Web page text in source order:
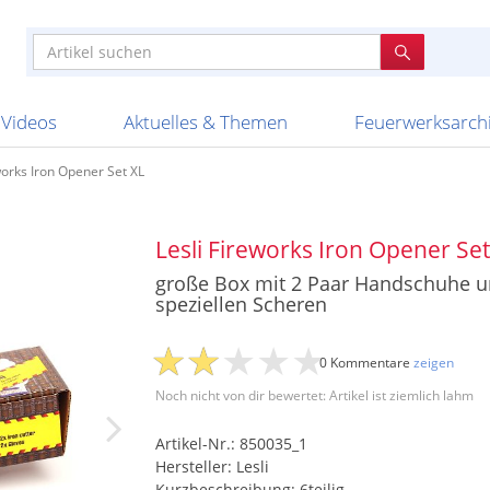
Schallerzeuger P1
Feuerwerk T1
Schachteln
Streich- und
Videos
Knallkörper
Batterien
Aktuelles & Themen
Ladenverkauf 2024
20 Jahre Feuerwerksvitrine
Fireworks Apel Feuerwerk Argento Feuerwerk
BKV Vuurwerk Bothmer
Bestellschluss
Altersnachweis
Iron Opener Set XL
Lesli Fireworks Iron Opener
große Box mit 2 Paar Handschuhe
speziellen Scheren
Noch nicht von dir bewertet: Artikel ist ziemlich lahm
0 Kommentare zeigen
Artikel-Nr.: 850035_1
Hersteller: Lesli